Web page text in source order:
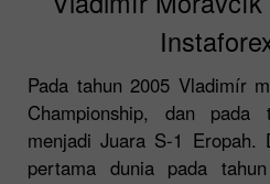
Pada tahun 2005 Vladimír
Championship, dan
menjadi Juara S-1 Eropah.
pertama dunia pada